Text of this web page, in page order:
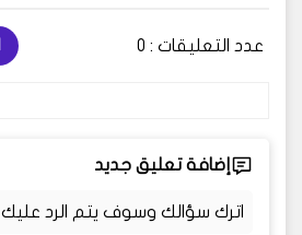
عدد التعليقات : 0
إضافة تعليق جديد
اترك سؤالك وسوف يتم الرد عليك